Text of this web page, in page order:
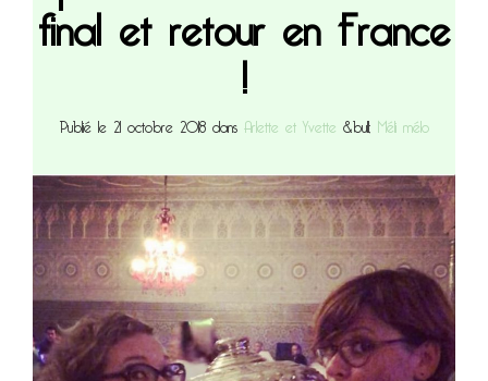
final et retour en France
!
Publié le 21 octobre 2018 dansArlette et Yvette &bull; Méli mélo